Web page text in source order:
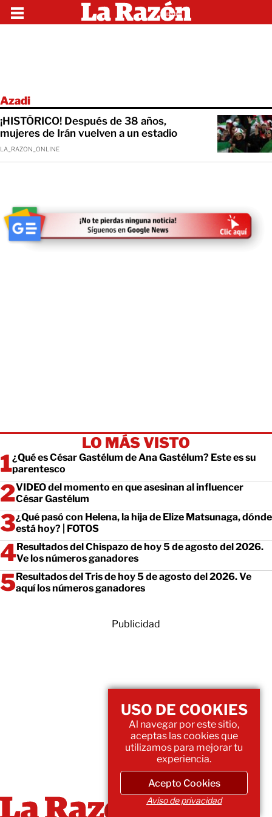
Azadi
¡HISTÓRICO! Después de 38 años,
mujeres de Irán vuelven a un estadio
LA_RAZON_ONLINE
LO MÁS VISTO
¿Qué es César Gastélum de Ana Gastélum? Este es su
parentesco
VIDEO del momento en que asesinan al influencer
César Gastélum
¿Qué pasó con Helena, la hija de Elize Matsunaga, dónde
está hoy? | FOTOS
Resultados del Chispazo de hoy 5 de agosto del 2026.
Ve los números ganadores
Resultados del Tris de hoy 5 de agosto del 2026. Ve
aquí los números ganadores
Publicidad
USO DE COOKIES
Al navegar por este sitio,
aceptas las cookies que
utilizamos para mejorar tu
experiencia.
Acepto Cookies
Aviso de privacidad